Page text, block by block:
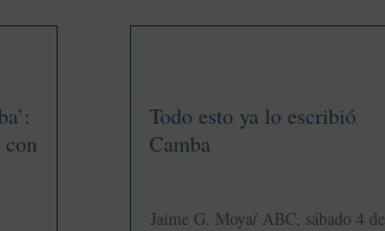
Todo esto ya lo escribió
Camba
Jaime G. Moya/ ABC, sábado 4 de